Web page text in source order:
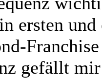
ersten
gefällt